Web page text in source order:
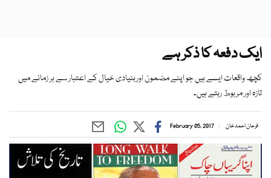
ایک دفعہ کا ذکر ہے
کچھ واقعات ایسے ہیں جو اپنے مضمون اوربنیادی خیال کے اعتبار سے ہر زمانے میں
تازہ اور مربوط رہتے ہیں۔
فرحان احمد خان February 05, 2017